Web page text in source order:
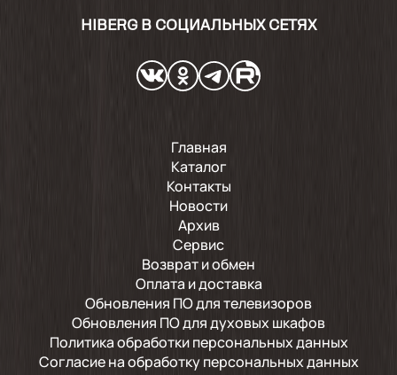
просто переплата денег
HIBERG В СОЦИАЛЬНЫХ СЕТЯХ
Главная
Каталог
Контакты
Новости
Архив
Сервис
Возврат и обмен
Оплата и доставка
Обновления ПО для телевизоров
Обновления ПО для духовых шкафов
Политика обработки персональных данных
Согласие на обработку персональных данных